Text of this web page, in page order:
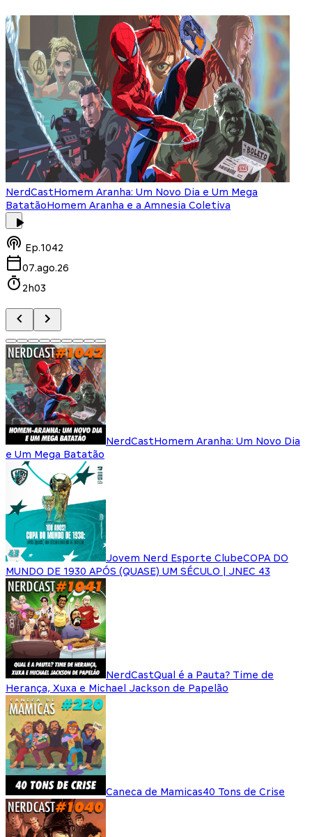
NerdCastHomem Aranha: Um Novo Dia e Um Mega
BatatãoHomem Aranha e a Amnesia Coletiva
Ep.1042
07.ago.26
2h03
NerdCastHomem Aranha: Um Novo Dia
e Um Mega Batatão
Jovem Nerd Esporte ClubeCOPA DO
MUNDO DE 1930 APÓS (QUASE) UM SÉCULO | JNEC 43
NerdCastQual é a Pauta? Time de
Herança, Xuxa e Michael Jackson de Papelão
Caneca de Mamicas40 Tons de Crise